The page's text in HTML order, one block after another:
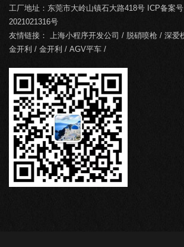
工厂地址：东莞市大岭山镇石大路418号 ICP备案号
2021021316号
友情链接： 上海小程序开发公司 / 脱硝喷枪 / 深爱
金开利 / 金开利 / AGV平车 /